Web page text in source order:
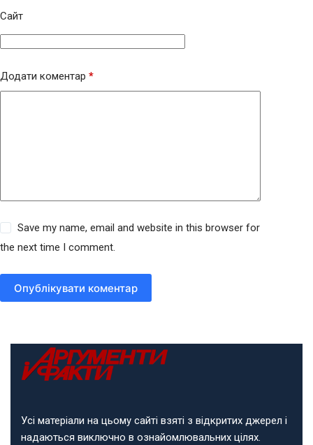
Сайт
Додати коментар *
Save my name, email and website in this browser for
the next time I comment.
Опублікувати коментар
Усі матеріали на цьому сайті взяті з відкритих джерел і
надаються виключно в ознайомлювальних цілях.